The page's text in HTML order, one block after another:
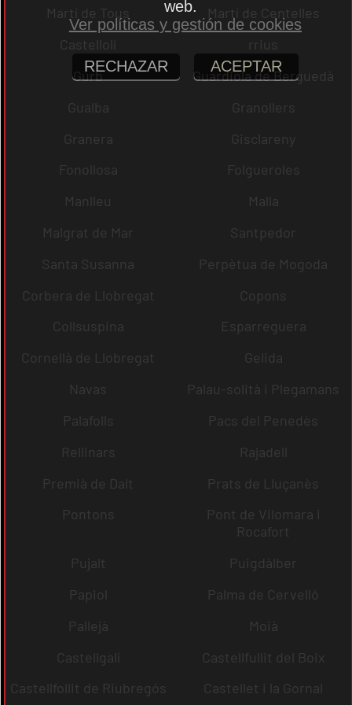
Martí de Tous
Martí de Centelles
Castellolí
rrius
Gurb
Guardiola de Berguedà
Gualba
Granollers
Granera
Gisclareny
Fonollosa
Folgueroles
Manlleu
Malla
Malgrat de Mar
Santpedor
Santa Susanna
Perpètua de Mogoda
Corbera de Llobregat
Copons
Collsuspina
Esparreguera
Cornellà de Llobregat
Gelida
Navas
Palau-solità i Plegamans
Palafolls
Pacs del Penedès
Rellinars
Rajadell
Premià de Dalt
Prats de Lluçanès
Pontons
Pont de Vilomara i
Rocafort
Pujalt
Puigdàlber
Papiol
Palma de Cervelló
Pallejà
Moià
Castellgalí
Castellfullit del Boix
Castellfollit de Riubregós
Castellet i la Gornal
web.
Ver políticas y gestión de cookies
RECHAZAR ACEPTAR